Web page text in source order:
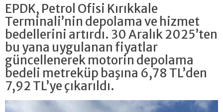
EPDK, Petrol Ofisi Kırıkkale
Terminali’nin depolama ve hizmet
bedellerini artırdı. 30 Aralık 2025’ten
bu yana uygulanan fiyatlar
güncellenerek motorin depolama
bedeli metreküp başına 6,78 TL’den
7,92 TL’ye çıkarıldı.